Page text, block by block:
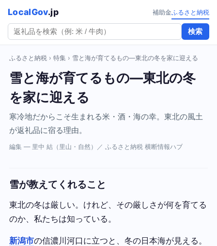
LocalGov.jp
検索
補助金ふるさと納税
ふるさと納税 ›特集 › 雪と海が育てるもの—東北の冬を家に迎える
雪と海が育てるもの—東北の冬
を家に迎える
寒冷地だからこそ生まれる米・酒・海の幸。東北の風土
が返礼品に宿る理由。
編集 — 里中 結（里山・自然）／ ふるさと納税 横断情報ハブ
雪が教えてくれること
東北の冬は厳しい。けれど、その厳しさが何を育てる
のか、私たちは知っている。
新潟市の信濃川河口に立つと、冬の日本海が見える。